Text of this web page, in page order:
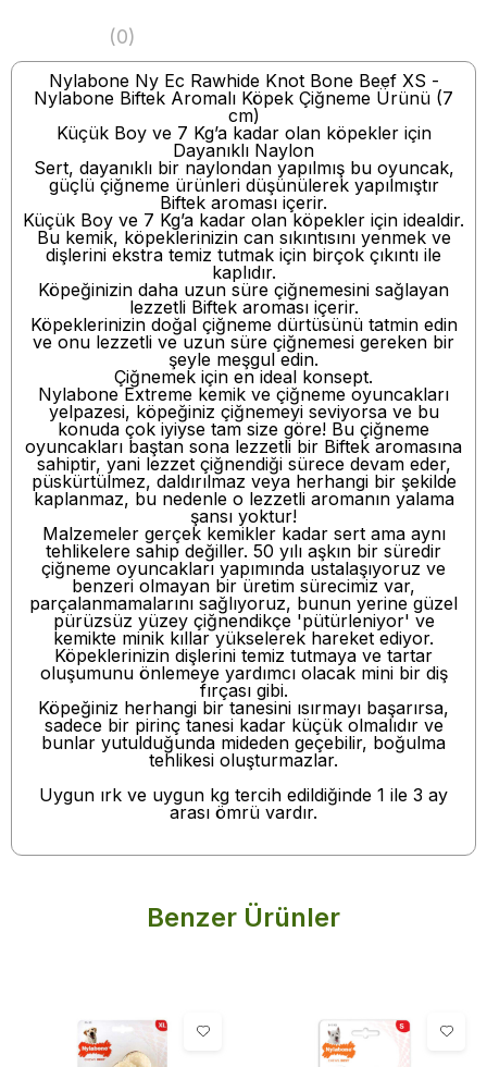
(0)
Nylabone Ny Ec Rawhide Knot Bone Beef XS -
Nylabone Biftek Aromalı Köpek Çiğneme Ürünü (7
cm)
Küçük Boy ve 7 Kg’a kadar olan köpekler için
Dayanıklı Naylon
Sert, dayanıklı bir naylondan yapılmış bu oyuncak,
güçlü çiğneme ürünleri düşünülerek yapılmıştır
Biftek aroması içerir.
Küçük Boy ve 7 Kg’a kadar olan köpekler için idealdir.
Bu kemik, köpeklerinizin can sıkıntısını yenmek ve
dişlerini ekstra temiz tutmak için birçok çıkıntı ile
kaplıdır.
Köpeğinizin daha uzun süre çiğnemesini sağlayan
lezzetli Biftek aroması içerir.
Köpeklerinizin doğal çiğneme dürtüsünü tatmin edin
ve onu lezzetli ve uzun süre çiğnemesi gereken bir
şeyle meşgul edin.
Çiğnemek için en ideal konsept.
Nylabone Extreme kemik ve çiğneme oyuncakları
yelpazesi, köpeğiniz çiğnemeyi seviyorsa ve bu
konuda çok iyiyse tam size göre! Bu çiğneme
oyuncakları baştan sona lezzetli bir Biftek aromasına
sahiptir, yani lezzet çiğnendiği sürece devam eder,
püskürtülmez, daldırılmaz veya herhangi bir şekilde
kaplanmaz, bu nedenle o lezzetli aromanın yalama
şansı yoktur!
Malzemeler gerçek kemikler kadar sert ama aynı
tehlikelere sahip değiller. 50 yılı aşkın bir süredir
çiğneme oyuncakları yapımında ustalaşıyoruz ve
benzeri olmayan bir üretim sürecimiz var,
parçalanmamalarını sağlıyoruz, bunun yerine güzel
pürüzsüz yüzey çiğnendikçe 'pütürleniyor' ve
kemikte minik kıllar yükselerek hareket ediyor.
Köpeklerinizin dişlerini temiz tutmaya ve tartar
oluşumunu önlemeye yardımcı olacak mini bir diş
fırçası gibi.
Köpeğiniz herhangi bir tanesini ısırmayı başarırsa,
sadece bir pirinç tanesi kadar küçük olmalıdır ve
bunlar yutulduğunda mideden geçebilir, boğulma
tehlikesi oluşturmazlar.
Uygun ırk ve uygun kg tercih edildiğinde 1 ile 3 ay
arası ömrü vardır.
Benzer Ürünler